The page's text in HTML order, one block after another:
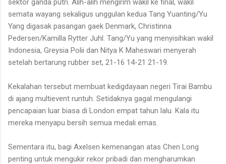
semata wayang sekaligus unggulan kedua Tang Yuanting/Yu
Yang digasak pasangan gaek Denmark, Christinna
Pedersen/Kamilla Rytter Juhl. Tang/Yu yang menyisihkan wakil
Indonesia, Greysia Polii dan Nitya K Maheswari menyerah
setelah bertarung rubber set, 21-16 14-21 21-19.
Kekalahan tersebut membuat kedigdayaan negeri Tirai Bambu
di ajang multievent runtuh. Setidaknya gagal mengulangi
pencapaian luar biasa di London empat tahun lalu. Kala itu
mereka menyapu bersih semua medali emas.
Sementara itu, bagi Axelsen kemenangan atas Chen Long
penting untuk mengukir rekor pribadi dan mengharumkan